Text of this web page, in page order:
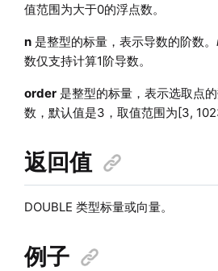
值范围为大于0的浮点数。
n是整型的标量，表示导数的阶数。
数仅支持计算1阶导数。
order是整型的标量，表示选取点的
数，默认值是3，取值范围为[3,
返回值
DOUBLE 类型标量或向量。
例子